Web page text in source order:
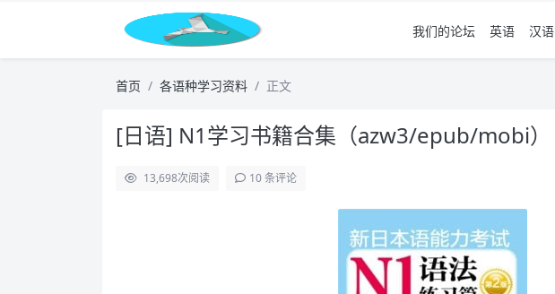
我们的论坛 英语 汉语
首页 各语种学习资料 正文
[日语] N1学习书籍合集（azw3/epub/mobi）
13,698次阅读 10 条评论